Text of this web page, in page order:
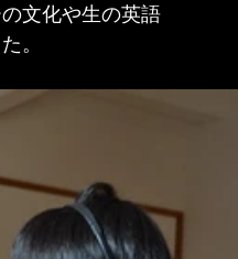
文化や生の英語
。